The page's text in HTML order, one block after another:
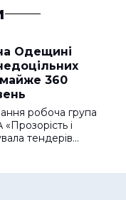
Одещині
майже 360
робоча група
і
тендерів…